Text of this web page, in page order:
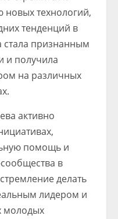
технологий,
тенденций в
стала признанным
и получила
на различных
активно
помощь и
в
делать
лидером и
молодых